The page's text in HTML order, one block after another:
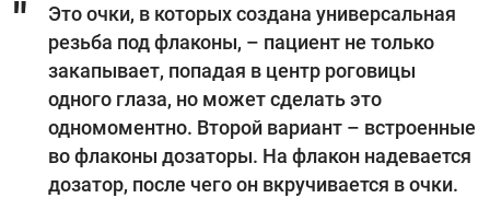
Это очки, в которых создана универсальная
резьба под флаконы, – пациент не только
закапывает, попадая в центр роговицы
одного глаза, но может сделать это
одномоментно. Второй вариант – встроенные
во флаконы дозаторы. На флакон надевается
дозатор, после чего он вкручивается в очки.